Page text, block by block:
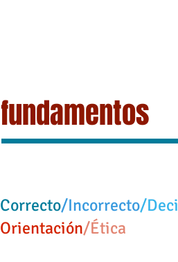
fundamentos
Correcto/Incorrecto/
Orientación​/Ética​